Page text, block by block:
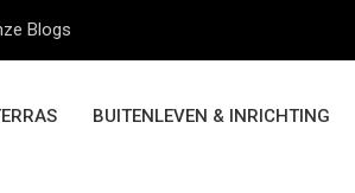
Blogs
BUITENLEVEN & INRICHTING